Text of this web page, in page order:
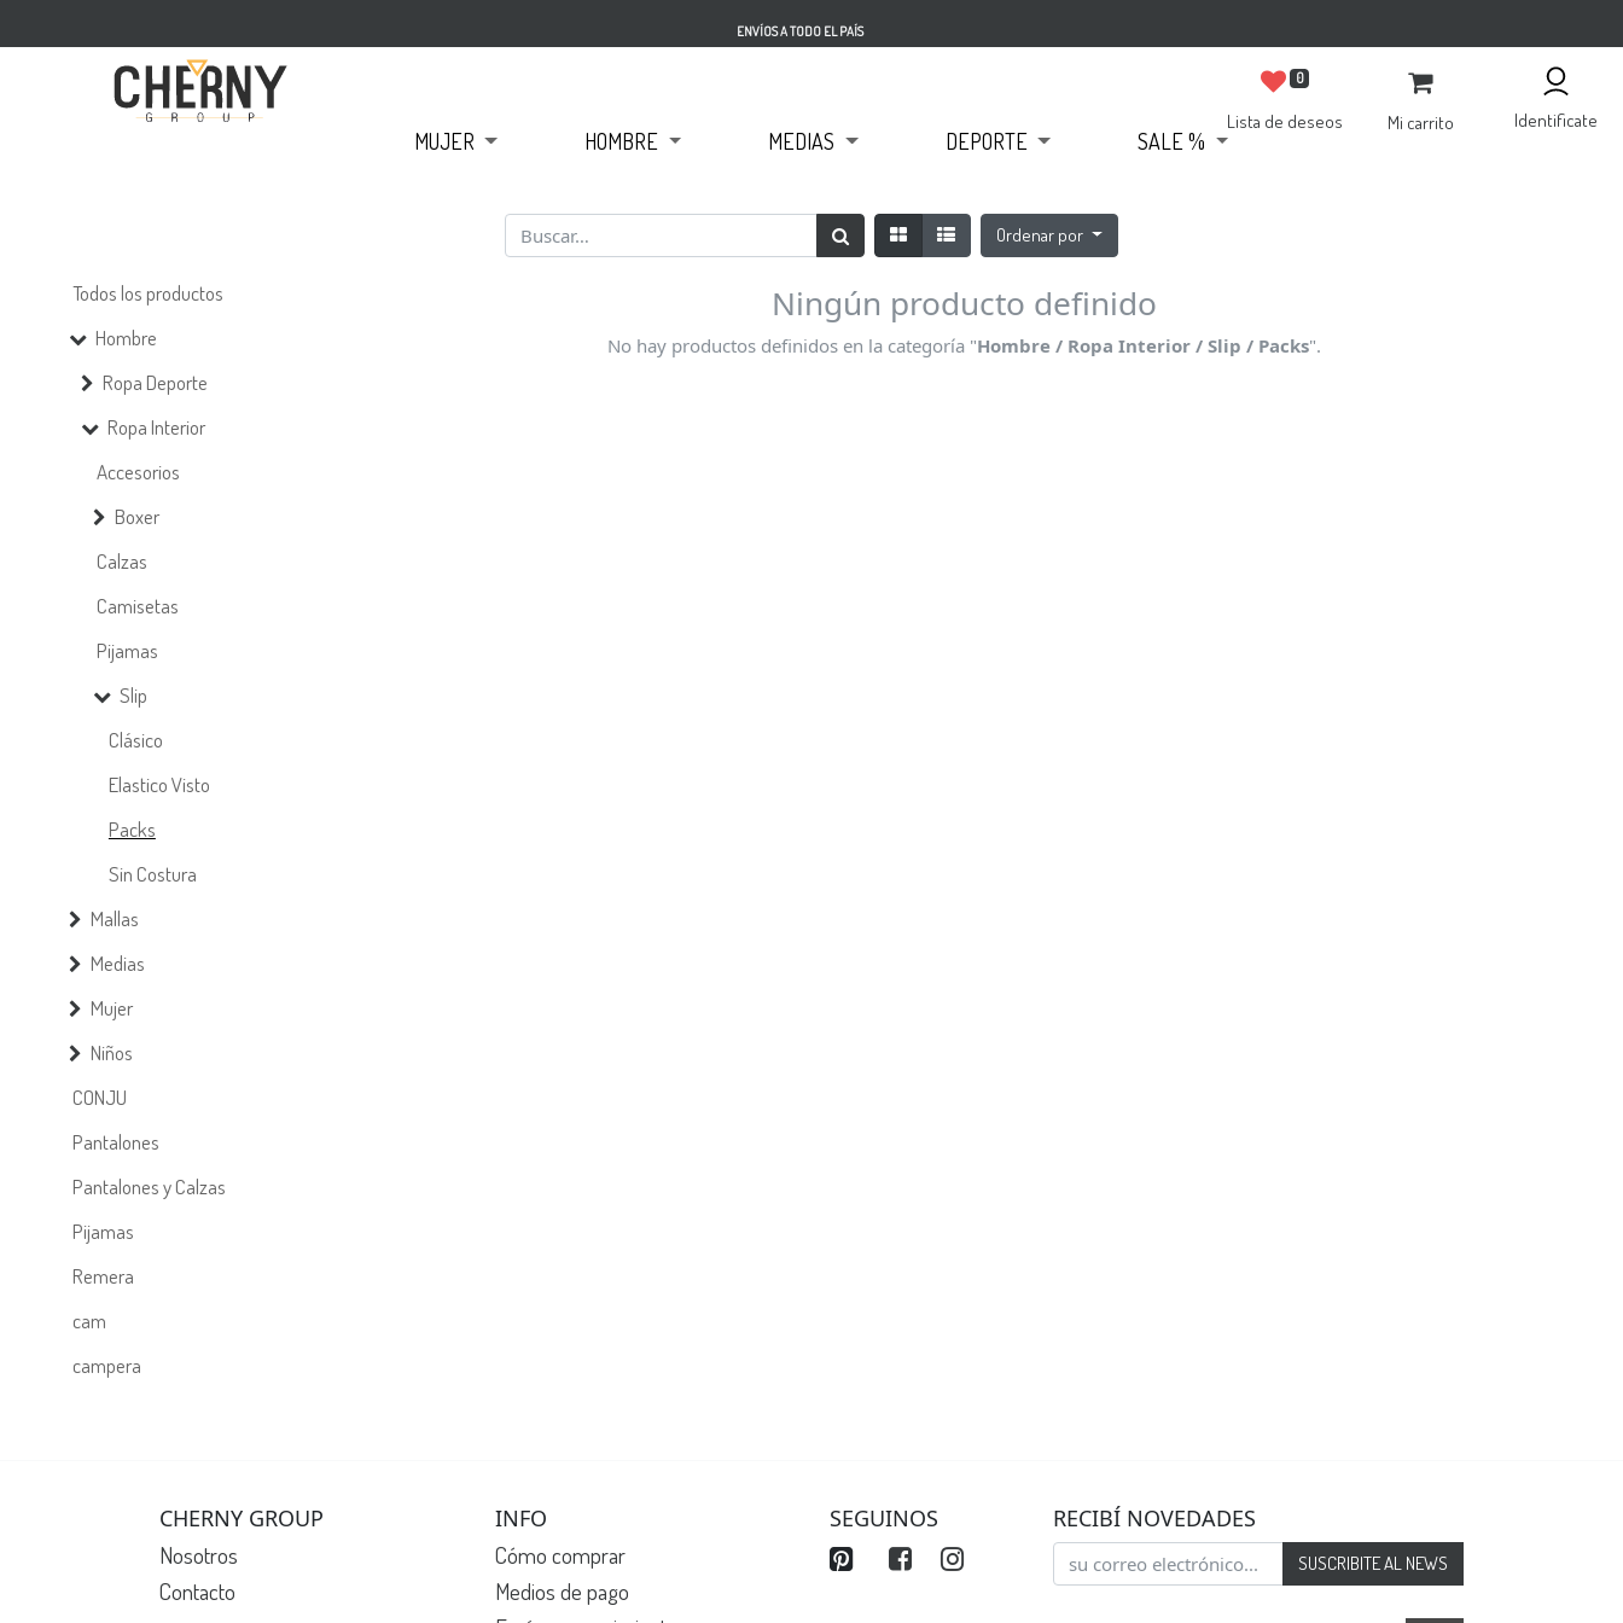
ENVÍOS A TODO EL PAÍS
0
Lista de deseos Mi carrito Identificate
MUJER HOMBRE MEDIAS DEPORTE SALE %
Ordenar por
Todos los productos
Hombre
Ropa Deporte
Ropa Interior
Accesorios
Boxer
Calzas
Camisetas
Pijamas
Slip
Clásico
Elastico Visto
Packs
Sin Costura
Mallas
Medias
Mujer
Niños
CONJU
Pantalones
Pantalones y Calzas
Pijamas
Remera
cam
campera
Ningún producto definido
No hay productos definidos en la categoría "Hombre / Ropa Interior / Slip / Packs".
CHERNY GROUP
Nosotros
Contacto
INFO
Cómo comprar
Medios de pago
SEGUINOS RECIBÍ NOVEDADES
SUSCRIBITE AL NEWS